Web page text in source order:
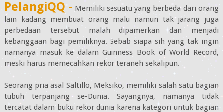
PelangiQQ - Memiliki sesuatu yang berbeda dari orang
lain kadang membuat orang malu namun tak jarang juga
perbedaan tersebut malah dipamerkan dan menjadi
kebanggaan bagi pemiliknya. Sebab siapa sih yang tak ingin
namanya masuk ke dalam Guinness Book of World Record,
meski harus memecahkan rekor teraneh sekalipun.
Seorang pria asal Saltillo, Meksiko, memiliki salah satu bagian
tubuh terpanjang se-Dunia. Sayangnya, namanya tidak
tercatat dalam buku rekor dunia karena kategori untuk bagian